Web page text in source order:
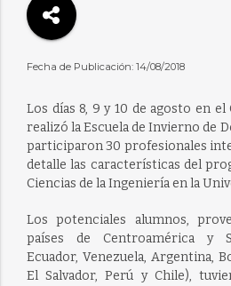
Fecha de Publicación: 14/08/2018
Los días 8, 9 y 10 de agosto en el
realizó la Escuela de Invierno de
participaron 30 profesionales
detalle las características del
Ciencias de la Ingeniería en la
Los potenciales alumnos,
países de Centroamérica y
Ecuador, Venezuela, Argentina,
El Salvador, Perú y Chile),